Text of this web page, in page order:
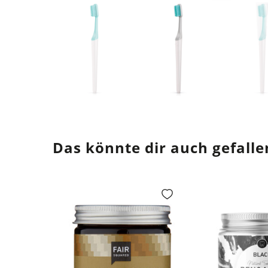
Das könnte dir auch